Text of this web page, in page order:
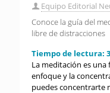
Equipo Editorial
Conoce la guía del
libre de distracciones
Tiempo de lectura: 3
La meditación es
enfoque y la
puedes concentrarte